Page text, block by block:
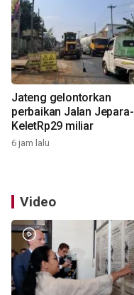
Jateng gelontorkan
perbaikan Jalan Jepara-
KeletRp29 miliar
6 jam lalu
Video